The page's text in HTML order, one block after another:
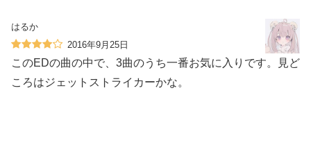
はるか
2016年9月25日
このEDの曲の中で、3曲のうち一番お気に入りです。見ど
ころはジェットストライカーかな。